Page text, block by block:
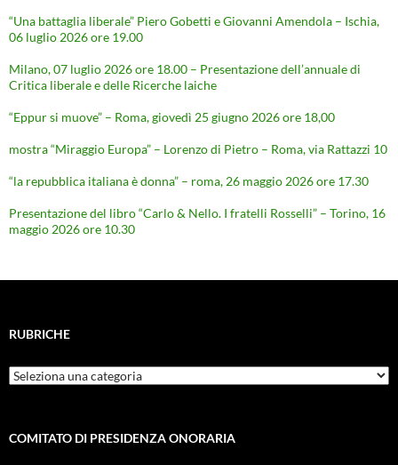
“Una battaglia liberale” Piero Gobetti e Giovanni Amendola – Ischia,
06 luglio 2026 ore 19.00
Milano, 07 luglio 2026 ore 18.00 – Presentazione dell’annuale di
Critica liberale e delle Ricerche laiche
“Eppur si muove” – Roma, giovedì 25 giugno 2026 ore 18,00
mostra “Miraggio Europa” – Lorenzo di Pietro – Roma, via Rattazzi 10
“la repubblica italiana è donna” – roma, 26 maggio 2026 ore 17.30
Presentazione del libro “Carlo & Nello. I fratelli Rosselli” – Torino, 16
maggio 2026 ore 10.30
RUBRICHE
Rubriche
COMITATO DI PRESIDENZA ONORARIA